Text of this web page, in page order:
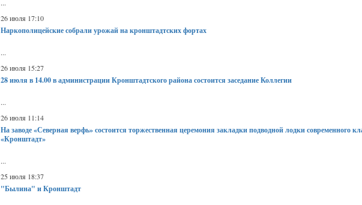
...
26 июля 17:10
Наркополицейские собрали урожай на кронштадтских фортах
...
26 июля 15:27
28 июля в 14.00 в администрации Кронштадтского района состоится заседание Коллегии
...
26 июля 11:14
На заводе «Северная верфь» состоится торжественная церемония закладки подводной лодки современного
«Кронштадт»
...
25 июля 18:37
"Былина" и Кронштадт